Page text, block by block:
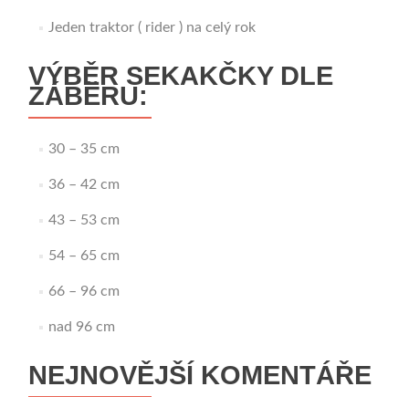
Jeden traktor ( rider ) na celý rok
VÝBĚR SEKAKČKY DLE
ZÁBĚRU:
30 – 35 cm
36 – 42 cm
43 – 53 cm
54 – 65 cm
66 – 96 cm
nad 96 cm
NEJNOVĚJŠÍ KOMENTÁŘE